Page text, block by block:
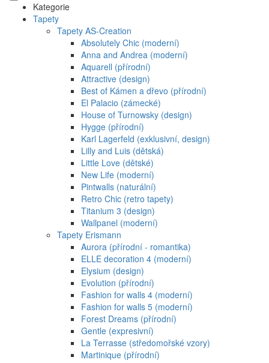
Kategorie
Tapety
Tapety AS-Creation
Absolutely Chic (moderní)
Anna and Andrea (moderní)
Aquarell (přírodní)
Attractive (design)
Best of Kámen a dřevo (přírodní)
El Palacio (zámecké)
House of Turnowsky (design)
Hygge (přírodní)
Karl Lagerfeld (exklusivní, design)
Lilly and Luis (dětská)
Little Love (dětské)
New Life (moderní)
Pintwalls (naturální)
Retro Chic (retro tapety)
Titanium 3 (design)
Wallpanel (moderní)
Tapety Erismann
Aurora (přírodní - romantika)
ELLE decoration 4 (moderní)
Elysium (design)
Evolution (přírodní)
Fashion for walls 4 (moderní)
Fashion for walls 5 (moderní)
Forest Dreams (přírodní)
Gentle (expresivní)
La Terrasse (středomořské vzory)
Martinique (přírodní)